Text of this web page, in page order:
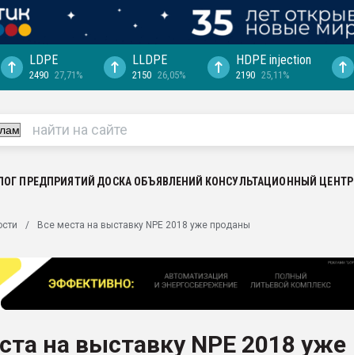
выходит на
рынке
LDPE
2490 27,71%
LLDPE
2150 26,05%
HDPE injection
2190 25,11%
ПРЕДПРИЯТИЙ ДОСКА ОБЪЯВЛЕНИЙ КОНСУЛЬТАЦИОННЫЙ ЦЕНТР
Все места на выставку NPE 2018 уже проданы
на выставку NPE 2018 уже